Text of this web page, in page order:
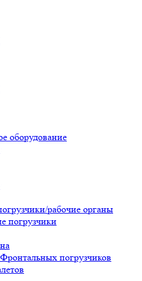
оборудование
рабочие органы
погрузчики
погрузчиков